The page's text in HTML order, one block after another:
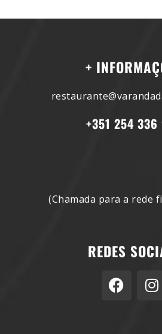
+
+351 254 336
(Chamada para a rede
REDES